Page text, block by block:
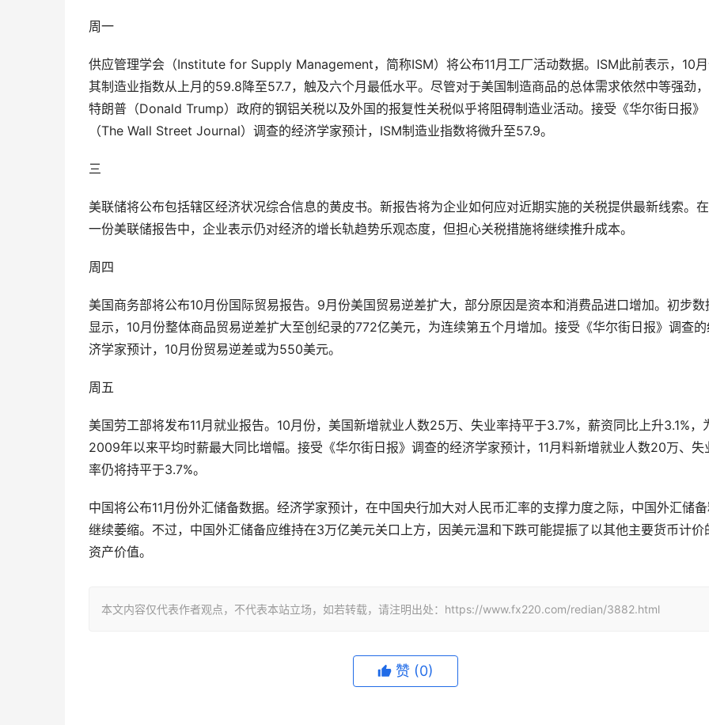
周一
供应管理学会（Institute for Supply Management，简称ISM）将公布11月工厂活动数据。ISM此前表示，10
其制造业指数从上月的59.8降至57.7，触及六个月最低水平。尽管对于美国制造商品的总体需求依然中等强劲
特朗普（Donald Trump）政府的钢铝关税以及外国的报复性关税似乎将阻碍制造业活动。接受《华尔街日报》
（The Wall Street Journal）调查的经济学家预计，ISM制造业指数将微升至57.9。
三
美联储将公布包括辖区经济状况综合信息的黄皮书。新报告将为企业如何应对近期实施的关税提供最新线索。
一份美联储报告中，企业表示仍对经济的增长轨趋势乐观态度，但担心关税措施将继续推升成本。
周四
美国商务部将公布10月份国际贸易报告。9月份美国贸易逆差扩大，部分原因是资本和消费品进口增加。初步数
显示，10月份整体商品贸易逆差扩大至创纪录的772亿美元，为连续第五个月增加。接受《华尔街日报》调查
济学家预计，10月份贸易逆差或为550美元。
周五
美国劳工部将发布11月就业报告。10月份，美国新增就业人数25万、失业率持平于3.7%，薪资同比上升3.1%，
2009年以来平均时薪最大同比增幅。接受《华尔街日报》调查的经济学家预计，11月料新增就业人数20万、失
率仍将持平于3.7%。
中国将公布11月份外汇储备数据。经济学家预计，在中国央行加大对人民币汇率的支撑力度之际，中国外汇储
继续萎缩。不过，中国外汇储备应维持在3万亿美元关口上方，因美元温和下跌可能提振了以其他主要货币计价
资产价值。
本文内容仅代表作者观点，不代表本站立场，如若转载，请注明出处：https://www.fx220.com/redian/3882.html
赞 (0)